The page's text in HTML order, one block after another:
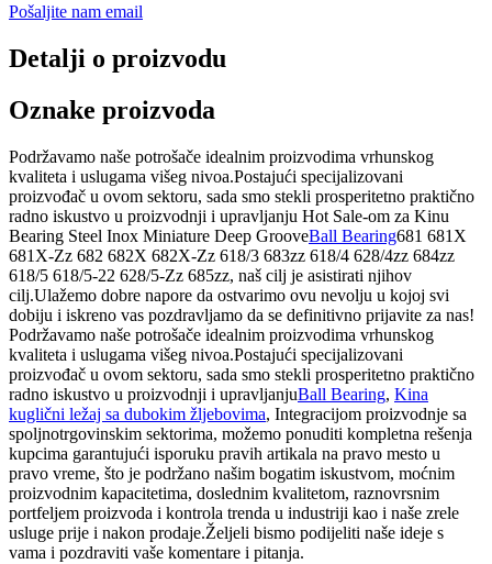
Pošaljite nam email
Detalji o proizvodu
Oznake proizvoda
Podržavamo naše potrošače idealnim proizvodima vrhunskog
kvaliteta i uslugama višeg nivoa.Postajući specijalizovani
proizvođač u ovom sektoru, sada smo stekli prosperitetno praktično
radno iskustvo u proizvodnji i upravljanju Hot Sale-om za Kinu
Bearing Steel Inox Miniature Deep GrooveBall Bearing681 681X
681X-Zz 682 682X 682X-Zz 618/3 683zz 618/4 628/4zz 684zz
618/5 618/5-22 628/5-Zz 685zz, naš cilj je asistirati njihov
cilj.Ulažemo dobre napore da ostvarimo ovu nevolju u kojoj svi
dobiju i iskreno vas pozdravljamo da se definitivno prijavite za nas!
Podržavamo naše potrošače idealnim proizvodima vrhunskog
kvaliteta i uslugama višeg nivoa.Postajući specijalizovani
proizvođač u ovom sektoru, sada smo stekli prosperitetno praktično
radno iskustvo u proizvodnji i upravljanjuBall Bearing, Kina
kuglični ležaj sa dubokim žljebovima, Integracijom proizvodnje sa
spoljnotrgovinskim sektorima, možemo ponuditi kompletna rešenja
kupcima garantujući isporuku pravih artikala na pravo mesto u
pravo vreme, što je podržano našim bogatim iskustvom, moćnim
proizvodnim kapacitetima, doslednim kvalitetom, raznovrsnim
portfeljem proizvoda i kontrola trenda u industriji kao i naše zrele
usluge prije i nakon prodaje.Željeli bismo podijeliti naše ideje s
vama i pozdraviti vaše komentare i pitanja.